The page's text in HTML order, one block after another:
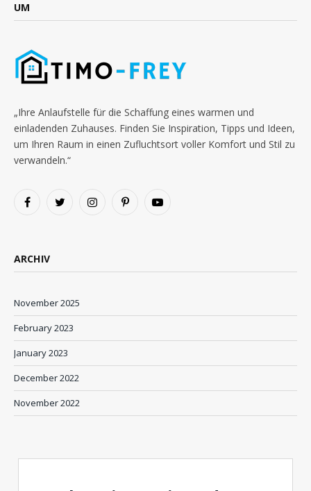
UM
„Ihre Anlaufstelle für die Schaffung eines warmen und
einladenden Zuhauses. Finden Sie Inspiration, Tipps und Ideen,
um Ihren Raum in einen Zufluchtsort voller Komfort und Stil zu
verwandeln.“
FacebookTwitter InstagramPinterestYouTube
ARCHIV
November 2025
February 2023
January 2023
December 2022
November 2022